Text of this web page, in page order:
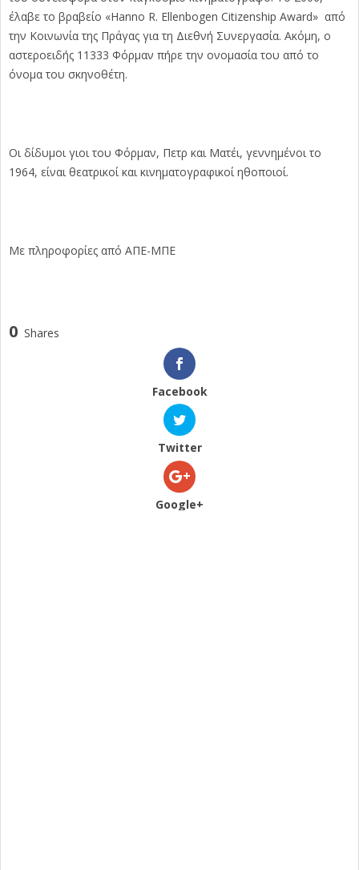
έλαβε το βραβείο «Hanno R. Ellenbogen Citizenship Award» από
την Κοινωνία της Πράγας για τη Διεθνή Συνεργασία. Ακόμη, ο
αστεροειδής 11333 Φόρμαν πήρε την ονομασία του από το
όνομα του σκηνοθέτη.
Οι δίδυμοι γιοι του Φόρμαν, Πετρ και Ματέι, γεννημένοι το
1964, είναι θεατρικοί και κινηματογραφικοί ηθοποιοί.
Με πληροφορίες από ΑΠΕ-ΜΠΕ
0 Shares
Facebook
Twitter
Google+